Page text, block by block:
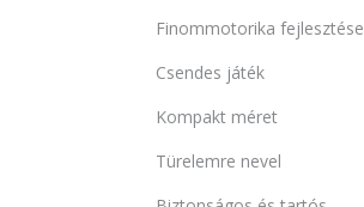
Finommotorika fejlesztése
Csendes játék
Kompakt méret
Türelemre nevel